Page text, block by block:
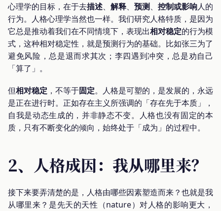
心理学的目标，在于去描述、 解释、 预测、 控制或影响人的
行为。人格心理学当然也一样。我们研究人格特质，是因为
它总是推动着我们在不同情境下，表现出相对稳定的行为模
式，这种相对稳定性，就是预测行为的基础。比如张三为了
避免风险，总是退而求其次；李四遇到冲突，总是劝自己
「算了」。
但相对稳定 ，不等于固定。人格是可塑的，是发展的，永远
是正在进行时。正如存在主义所强调的「存在先于本质」，
自我是动态生成的，并非静态不变。人格也没有固定的本
质，只有不断变化的倾向，始终处于「成为」的过程中。
2、人格成因：我从哪里来？
接下来要弄清楚的是，人格由哪些因素塑造而来？也就是我
从哪里来？是先天的天性（nature）对人格的影响更大，